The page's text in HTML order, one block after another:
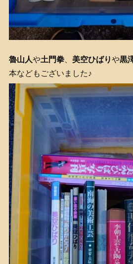
魯山人や土門拳、 美空ひばりや黒
本などもございました♪